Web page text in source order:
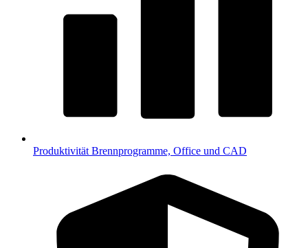
Produktivität Brennprogramme, Office und CAD